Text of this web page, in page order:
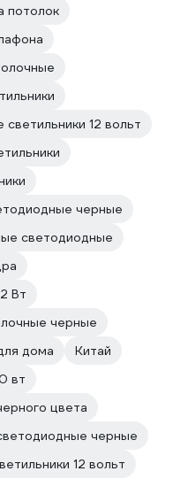
потолок
12 вольт
черные
светодиодные
Вт
черные
дома
Китай
вт
цвета
черные
12 вольт